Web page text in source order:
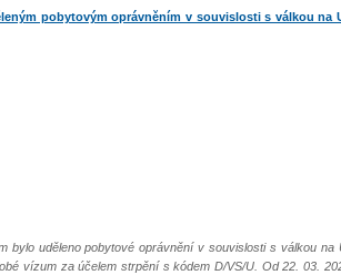
pobytovým oprávněním v souvislosti s válkou na
bylo uděleno pobytové oprávnění v souvislosti s válkou
vízum za účelem strpění s kódem D/VS/U. Od 22. 03.